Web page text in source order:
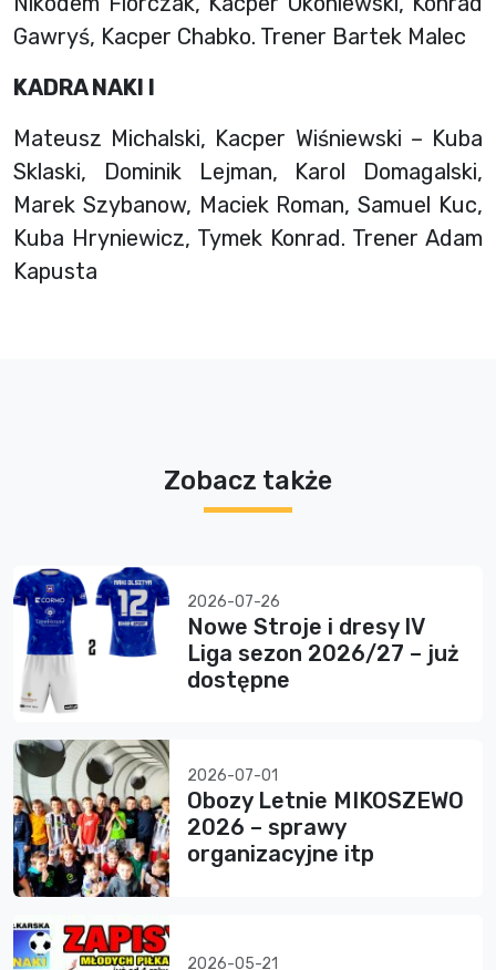
Gawryś, Kacper Chabko. Trener Bartek Malec
KADRA NAKI I
Mateusz Michalski, Kacper Wiśniewski – Kuba
Sklaski, Dominik Lejman, Karol Domagalski,
Marek Szybanow, Maciek Roman, Samuel Kuc,
Kuba Hryniewicz, Tymek Konrad. Trener Adam
Kapusta
Zobacz także
2026-07-26
Nowe Stroje i dresy IV
Liga sezon 2026/27 – już
dostępne
2026-07-01
Obozy Letnie MIKOSZEWO
2026 – sprawy
organizacyjne itp
2026-05-21